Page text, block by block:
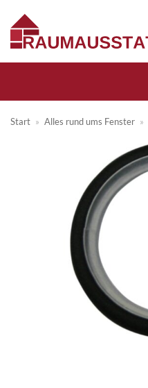
Inhalt
springen
Start » Alles rund ums Fenster »